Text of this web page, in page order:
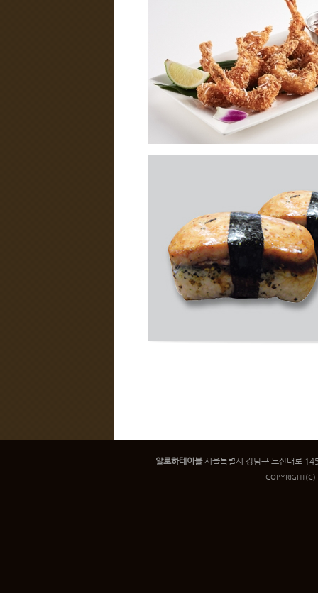
알로하테이블서울특별시 강남구 도산대로
COPYRIGHT(C)